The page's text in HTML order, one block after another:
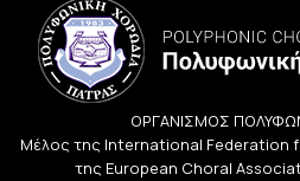
ΟΡΓΑΝΙΣΜΟΣ
Μέλος της International Federation
της European Choral